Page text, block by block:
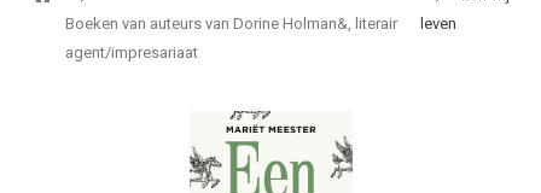
Boeken van auteurs van Dorine Holman&, literair
agent/impresariaat
leven